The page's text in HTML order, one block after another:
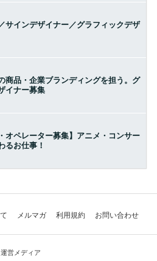
サインデザイナー／グラフィックデザ
商品・企業ブランディングを担う。グ
イナー募集
オペレーター募集】アニメ・コンサー
るお仕事！
メルマガ 利用規約 お問い合わせ
運営メディア